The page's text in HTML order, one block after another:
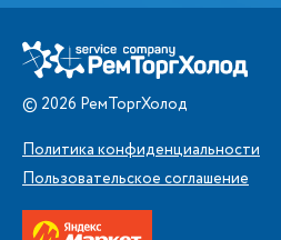
© 2026 РемТоргХолод
Политика конфиденциальности
Пользовательское соглашение